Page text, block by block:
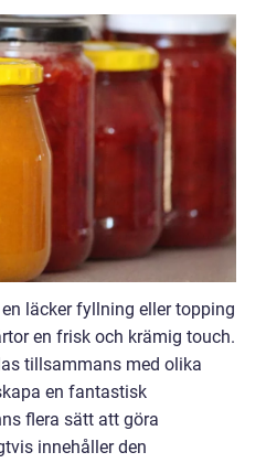
läcker fyllning eller topping
en frisk och krämig touch.
tillsammans med olika
en fantastisk
flera sätt att göra
innehåller den